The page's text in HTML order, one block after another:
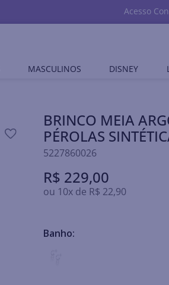
Acesso
MASCULINOS DISNEY
BRINCO MEIA
PÉROLAS
5227860026
R$ 229,00
ou 10x de R$ 22,90
Banho: